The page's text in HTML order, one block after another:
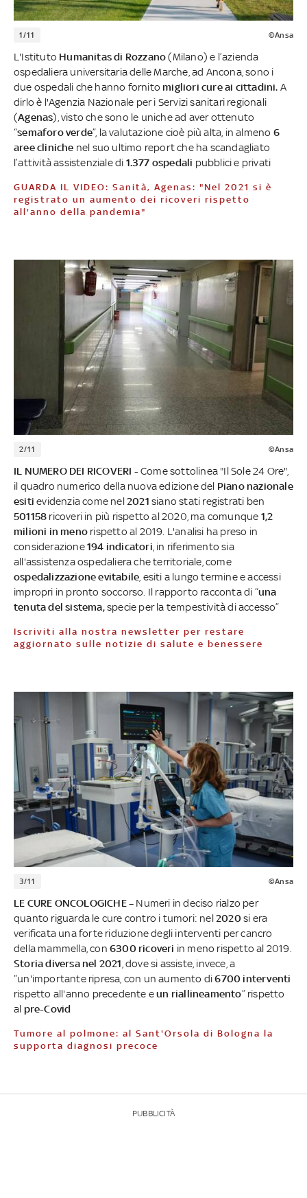
1/11 ©Ansa
L'Istituto Humanitas di Rozzano(Milano) e l’azienda
ospedaliera universitaria delle Marche, ad Ancona, sono i
due ospedali che hanno fornito migliori cure ai cittadini. A
dirlo è l'Agenzia Nazionale per i Servizi sanitari regionali
(Agenas), visto che sono le uniche ad aver ottenuto
“semaforo verde”, la valutazione cioè più alta, in almeno 6
aree cliniche nel suo ultimo report che ha scandagliato
l’attività assistenziale di 1.377 ospedali pubblici e privati
GUARDA IL VIDEO: Sanità, Agenas: "Nel 2021 si è
registrato un aumento dei ricoveri rispetto
all'anno della pandemia"
2/11 ©Ansa
IL NUMERO DEI RICOVERI -Come sottolinea "Il Sole 24 Ore",
il quadro numerico della nuova edizione del Piano nazionale
esiti evidenzia come nel2021 siano stati registrati ben
501158 ricoveri in più rispetto al 2020, ma comunque 1,2
milioni in meno rispetto al 2019. L'analisi ha preso in
considerazione194 indicatori , in riferimento sia
all'assistenza ospedaliera che territoriale, come
ospedalizzazione evitabile , esiti a lungo termine e accessi
impropri in pronto soccorso. Il rapporto racconta di “una
tenuta del sistema,specie per la tempestività di accesso”
Iscriviti alla nostra newsletter per restare
aggiornato sulle notizie di salute e benessere
3/11 ©Ansa
LE CURE ONCOLOGICHE – Numeri in deciso rialzo per
quanto riguarda le cure contro i tumori: nel2020si era
verificata una forte riduzione degli interventi per cancro
della mammella, con 6300 ricoveri in meno rispetto al 2019.
Storia diversa nel 2021 , dove si assiste, invece, a
“un'importante ripresa, con un aumento di6700 interventi
rispetto all'anno precedente eun riallineamento” rispetto
al pre-Covid
Tumore al polmone: al Sant'Orsola di Bologna la
supporta diagnosi precoce
PUBBLICITÀ